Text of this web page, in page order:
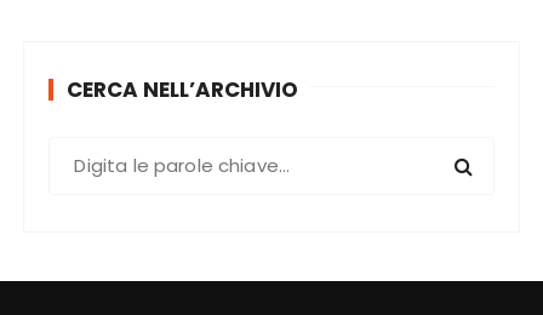
CERCA NELL’ARCHIVIO